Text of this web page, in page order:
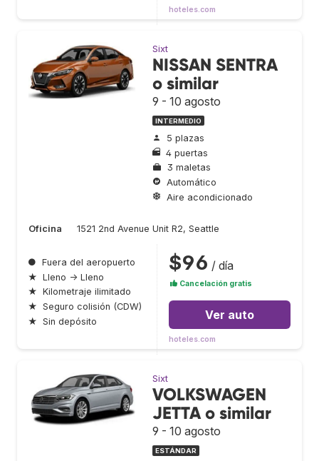
hoteles.com
Sixt
NISSAN SENTRA
o similar
9 - 10 agosto
INTERMEDIO
5 plazas
4 puertas
3 maletas
Automático
Aire acondicionado
Oficina 1521 2nd Avenue Unit R2, Seattle
● Fuera del aeropuerto
★ Lleno → Lleno
★ Kilometraje ilimitado
★ Seguro colisión (CDW)
★ Sin depósito
$96 / día
Cancelación gratis
Ver auto
hoteles.com
Sixt
VOLKSWAGEN
JETTA o similar
9 - 10 agosto
ESTÁNDAR